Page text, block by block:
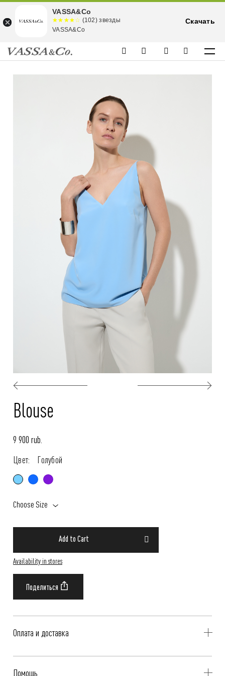
Blouse
9 900 rub.
Цвет:
Голубой
Choose Size
Add to Cart
Availability in stores
Оплата и доставка
Помощь
VASSA&Co
☆☆☆☆☆
★★★★
★
(102) звезды
VASSA&Co
Скачать